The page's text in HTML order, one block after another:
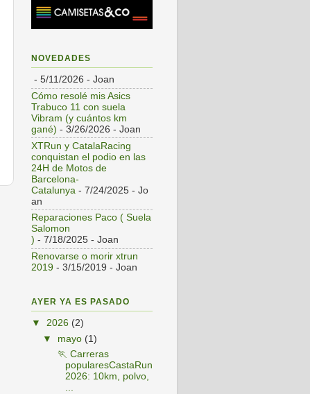
NOVEDADES
- 5/11/2026 - Joan
Cómo resolé mis Asics
Trabuco 11 con suela
Vibram (y cuántos km
gané) - 3/26/2026 - Joan
XTRun y CatalaRacing
conquistan el podio en las
24H de Motos de
Barcelona-
Catalunya - 7/24/2025 - Jo
an
Reparaciones Paco ( Suela
Salomon
) - 7/18/2025 - Joan
Renovarse o morir xtrun
2019 - 3/15/2019 - Joan
AYER YA ES PASADO
▼ 2026 (2)
▼ mayo (1)
🏃 Carreras
popularesCastaRun
2026: 10km, polvo,
...